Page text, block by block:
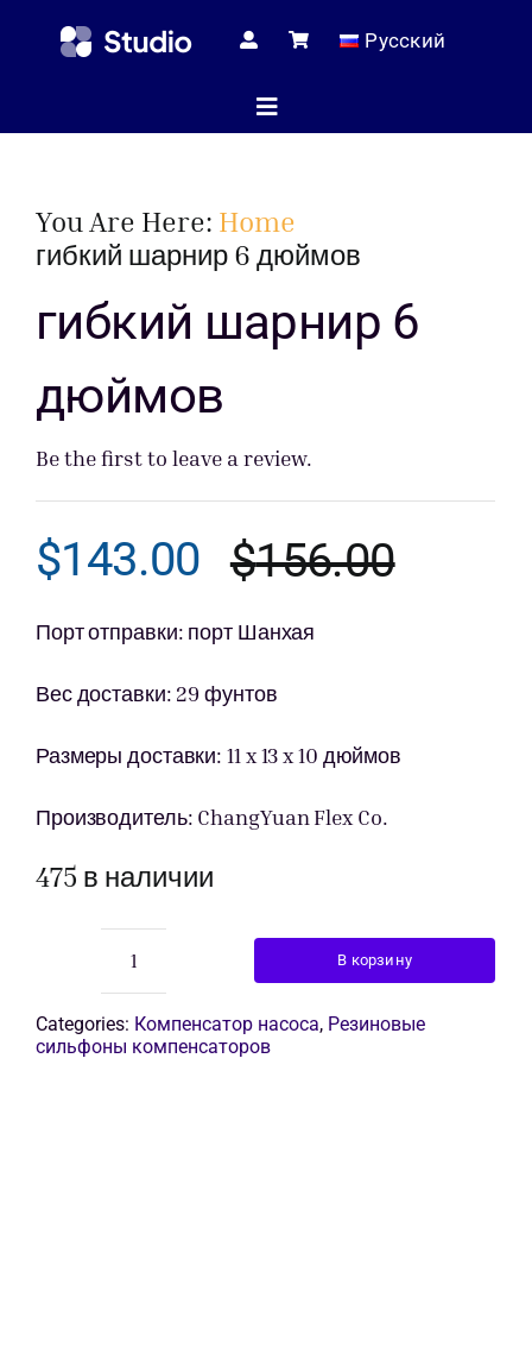
Русский
Toggle
Получить
You Are Here: Home
гибкий шарнир 6 дюймов
гибкий шарнир 6
дюймов
Be the first to leave a review.
$156.00
$143.00
Порт отправки: порт Шанхая
Вес доставки: 29 фунтов
Размеры доставки: 11 x 13 x 10 дюймов
Производитель: ChangYuan Flex Co.
475 в наличии
Количество
товара
гибкий
шарнир
В корзину
Categories: Компенсатор насоса, Резиновые
сильфоны компенсаторов